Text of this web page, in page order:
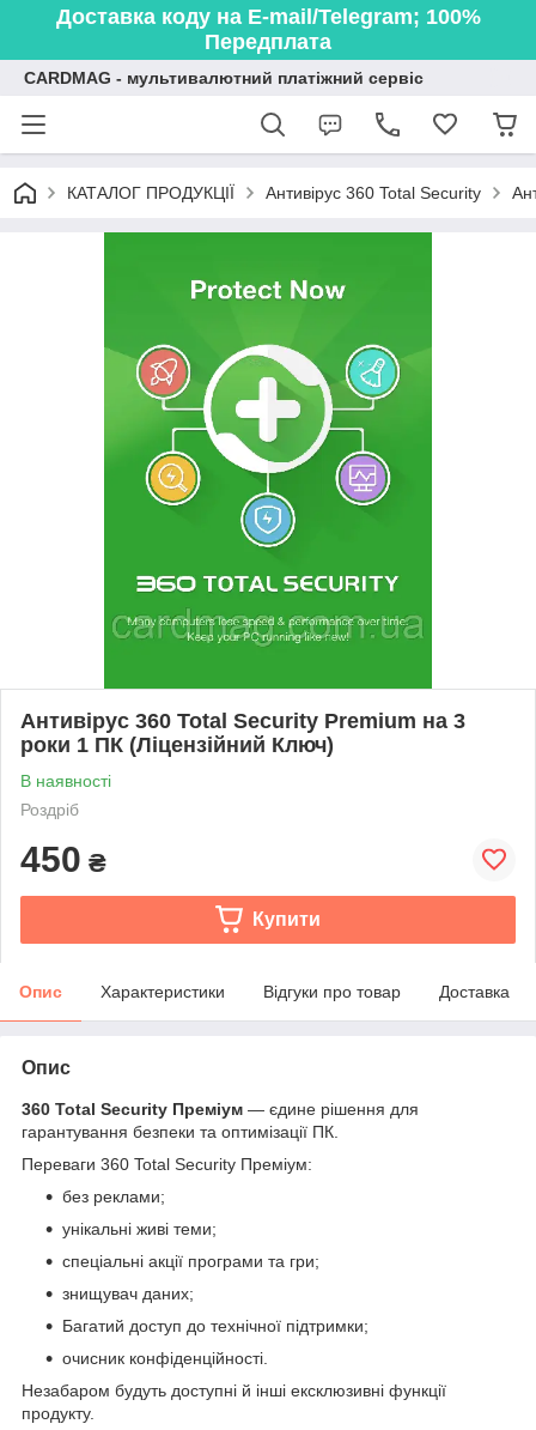
Доставка коду на E-mail/Telegram; 100%
Передплата
CARDMAG - мультивалютний платіжний сервіс
КАТАЛОГ ПРОДУКЦІЇ Антивірус 360 Total Security
Антивірус 360 Total Security Premium на 3
роки 1 ПК (Ліцензійний Ключ)
В наявності
Роздріб
450 ₴
Купити
Опис Характеристики Відгуки про товар Доставка
Опис
360 Total Security Преміум — єдине рішення для
гарантування безпеки та оптимізації ПК.
Переваги 360 Total Security Преміум:
без реклами;
унікальні живі теми;
спеціальні акції програми та гри;
знищувач даних;
Багатий доступ до технічної підтримки;
очисник конфіденційності.
Незабаром будуть доступні й інші ексклюзивні функції
продукту.